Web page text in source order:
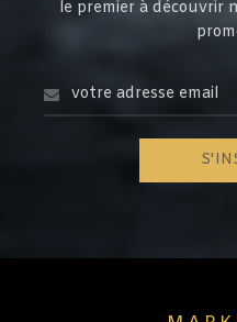
le premier à découvrir